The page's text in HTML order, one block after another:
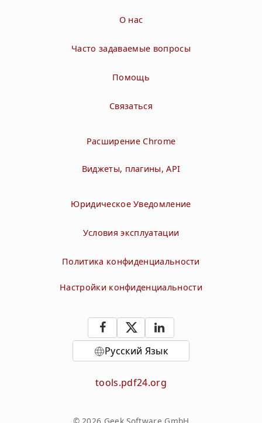
О нас
Часто задаваемые вопросы
Помощь
Связаться
Расширение Chrome
Виджеты, плагины, API
Юридическое Уведомление
Условия эксплуатации
Политика конфиденциальности
Настройки конфиденциальности
Русский Язык
tools.pdf24.org